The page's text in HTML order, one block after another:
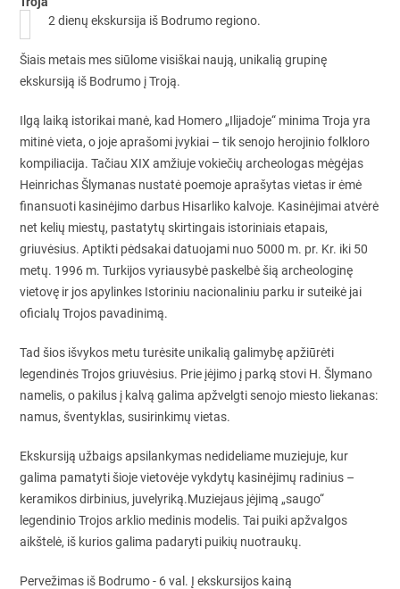
2 dienų ekskursija iš Bodrumo regiono.
Šiais metais mes siūlome visiškai naują, unikalią grupinę
ekskursiją iš Bodrumo į Troją.
Ilgą laiką istorikai manė, kad Homero „Ilijadoje“ minima Troja yra
mitinė vieta, o joje aprašomi įvykiai – tik senojo herojinio folkloro
kompiliacija. Tačiau XIX amžiuje vokiečių archeologas mėgėjas
Heinrichas Šlymanas nustatė poemoje aprašytas vietas ir ėmė
finansuoti kasinėjimo darbus Hisarliko kalvoje. Kasinėjimai atvėrė
net kelių miestų, pastatytų skirtingais istoriniais etapais,
griuvėsius. Aptikti pėdsakai datuojami nuo 5000 m. pr. Kr. iki 50
metų. 1996 m. Turkijos vyriausybė paskelbė šią archeologinę
vietovę ir jos apylinkes Istoriniu nacionaliniu parku ir suteikė jai
oficialų Trojos pavadinimą.
Tad šios išvykos metu turėsite unikalią galimybę apžiūrėti
legendinės Trojos griuvėsius. Prie įėjimo į parką stovi H. Šlymano
namelis, o pakilus į kalvą galima apžvelgti senojo miesto liekanas:
namus, šventyklas, susirinkimų vietas.
Ekskursiją užbaigs apsilankymas nedideliame muziejuje, kur
galima pamatyti šioje vietovėje vykdytų kasinėjimų radinius –
keramikos dirbinius, juvelyriką.Muziejaus įėjimą „saugo“
legendinio Trojos arklio medinis modelis. Tai puiki apžvalgos
aikštelė, iš kurios galima padaryti puikių nuotraukų.
Pervežimas iš Bodrumo - 6 val. Į ekskursijos kainą